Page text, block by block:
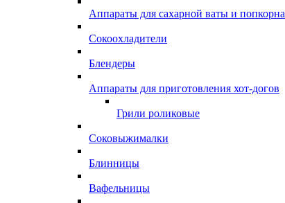
Аппараты для сахарной ваты и попкорна
Сокоохладители
Блендеры
Аппараты для приготовления хот-догов
Грили роликовые
Соковыжималки
Блинницы
Вафельницы